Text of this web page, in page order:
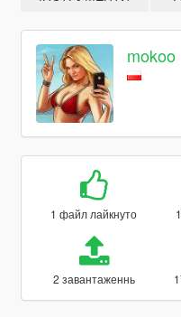
mokoo
1 файл лайкнуто
2 завантаженнь